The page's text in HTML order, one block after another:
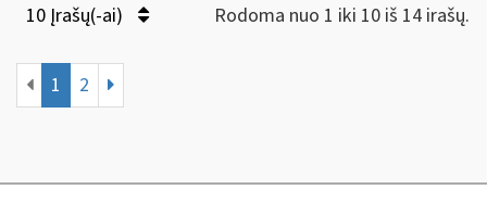
10 Įrašų(-ai) Rodoma nuo 1 iki 10 iš 14 irašų.
1 2